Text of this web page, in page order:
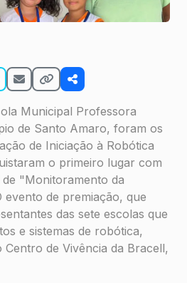
Municipal Professora
de Santo Amaro, foram os
de Iniciação à Robótica
o primeiro lugar com
"Monitoramento da
evento de premiação, que
das sete escolas que
e sistemas de robótica,
de Vivência da Bracell,